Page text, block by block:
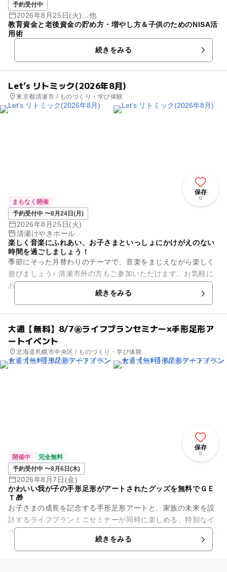
予約受付中
2026年8月25日(火)...他
教育資金と老後資金の貯め方・増やし方＆子供のためのNISA活
用術
続きをみる
Let’s リトミック(2026年8月)
東京都清瀬市 / ものづくり・学び体験
保存
0
まもなく開催
予約受付中 〜8月24日(月)
2026年8月25日(火)
清瀬けやきホール
楽しく音楽にふれあい、お子さまといっしょにかけがえのない
時間を過ごしましょう！
季節にそった月替わりのテーマで、音楽をまじえながら楽しく
遊びましょう♪ 清瀬市外の方もご参加いただけます。お気軽に
お問合せください♪
続きをみる
大通【無料】8/7㊎ライフプランセミナー×手形足形ア
ートイベント
北海道札幌市中央区 / ものづくり・学び体験
保存
0
開催中
完全無料
予約受付中 〜8月6日(木)
2026年8月7日(金)
かわいい我が子の手形足形がアートされたグッズを無料でＧＥ
Ｔ🎁
お子さまの成長を記念する手形足形アートと、家族の未来を設
計するライフプランミニセミナーが同時に楽しめる、特別なイ
ベントを開催します！ ＜十人十色＞彩り豊かな人生を子供には
続きをみる